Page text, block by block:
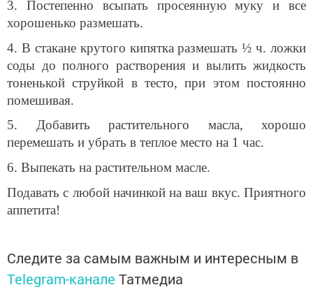
3. Постепенно всыпать просеянную муку и все
хорошенько размешать.
4. В стакане крутого кипятка размешать ½ ч. ложки
соды до полного растворения и вылить жидкость
тоненькой струйкой в тесто, при этом постоянно
помешивая.
5. Добавить растительного масла, хорошо
перемешать и убрать в теплое место на 1 час.
6. Выпекать на растительном масле.
Подавать с любой начинкой на ваш вкус. Приятного
аппетита!
Следите за самым важным и интересным в
Telegram-канале Татмедиа